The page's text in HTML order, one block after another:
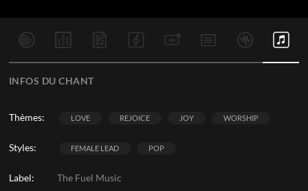
INFOS DU CHANT
Thèmes: LOVE REJOICE JOY WORSHIP
Styles: FEMALE LEAD POP
Label: The Fuel Music